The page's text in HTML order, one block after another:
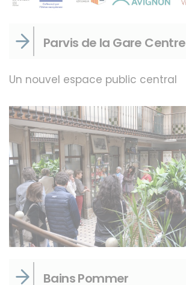
Parvis de la Gare Centre
Un nouvel espace public central
Bains Pommer